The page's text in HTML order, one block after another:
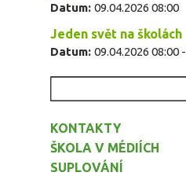
Datum: 09.04.2026 08:00
Jeden svět na školách
Datum: 09.04.2026 08:00 -
KONTAKTY
ŠKOLA V MÉDIÍCH
SUPLOVÁNÍ